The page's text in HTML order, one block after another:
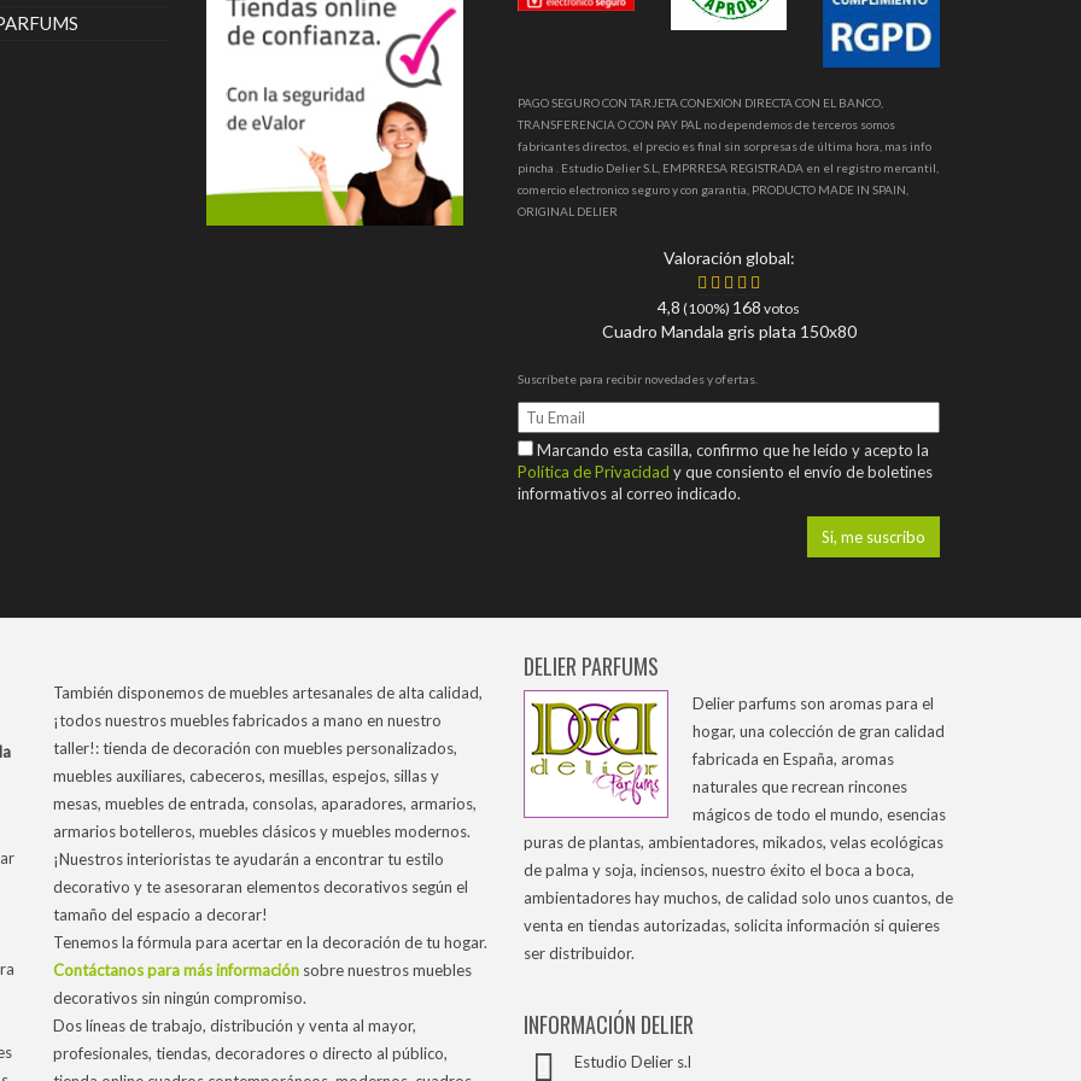
PAGO SEGURO CON TARJETA CONEXION DIRECTA CON EL BANCO,
TRANSFERENCIA O CON PAY PAL no dependemos de terceros somos
fabricantes directos, el precio es final sin sorpresas de última hora, mas info
pincha . Estudio Delier S.L, EMPRRESA REGISTRADA en el registro mercantil,
comercio electronico seguro y con garantia, PRODUCTO MADE IN SPAIN,
ORIGINAL DELIER
Valoración global:
4,8 (100%) 168 votos
Cuadro Mandala gris plata 150x80
Suscríbete para recibir novedades y ofertas.
Marcando esta casilla, confirmo que he leído y acepto la
Política de Privacidad y que consiento el envío de boletines
informativos al correo indicado.
También disponemos de muebles artesanales de alta calidad,
¡todos nuestros muebles fabricados a mano en nuestro
taller!: tienda de decoración con muebles personalizados,
muebles auxiliares, cabeceros, mesillas, espejos, sillas y
mesas, muebles de entrada, consolas, aparadores, armarios,
armarios botelleros, muebles clásicos y muebles modernos.
¡Nuestros interioristas te ayudarán a encontrar tu estilo
decorativo y te asesoraran elementos decorativos según el
tamaño del espacio a decorar!
Tenemos la fórmula para acertar en la decoración de tu hogar.
Contáctanos para más información sobre nuestros muebles
decorativos sin ningún compromiso.
Dos líneas de trabajo, distribución y venta al mayor,
profesionales, tiendas, decoradores o directo al público,
DELIER PARFUMS
Delier parfums son aromas para el
hogar, una colección de gran calidad
fabricada en España, aromas
naturales que recrean rincones
mágicos de todo el mundo, esencias
puras de plantas, ambientadores, mikados, velas ecológicas
de palma y soja, inciensos, nuestro éxito el boca a boca,
ambientadores hay muchos, de calidad solo unos cuantos, de
venta en tiendas autorizadas, solicita información si quieres
ser distribuidor.
INFORMACIÓN DELIER
Estudio Delier s.l